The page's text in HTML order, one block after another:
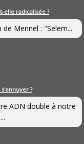
elle radicalisée ?
Mennel : "Selem...
?
ADN double à notre